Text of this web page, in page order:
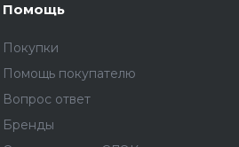
Помощь
Покупки
Помощь покупателю
Вопрос ответ
Бренды